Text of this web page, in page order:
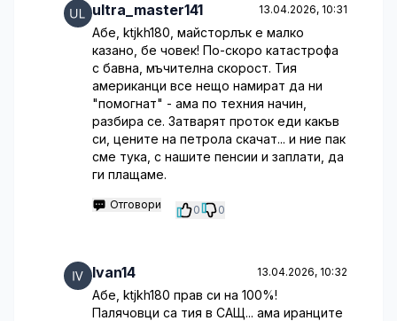
ultra_master141 13.04.2026, 10:31
Абе, ktjkh180, майсторлък е малко
казано, бе човек! По-скоро катастрофа
с бавна, мъчителна скорост. Тия
американци все нещо намират да ни
"помогнат" - ама по техния начин,
разбира се. Затварят проток еди какъв
си, цените на петрола скачат... и ние пак
сме тука, с нашите пенсии и заплати, да
ги плащаме.
Отговори 0 0
Ivan14 13.04.2026, 10:32
Абе, ktjkh180 прав си на 100%!
Палячовци са тия в САЩ... ама иранците